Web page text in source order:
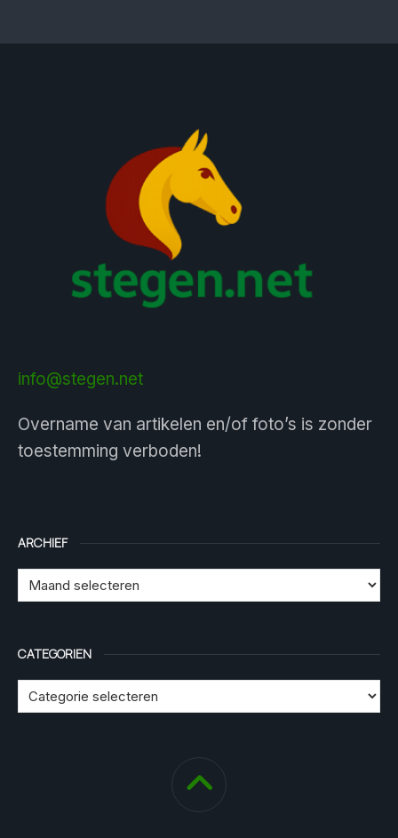
info@stegen.net
Overname van artikelen en/of foto’s is zonder
toestemming verboden!
ARCHIEF
CATEGORIEN